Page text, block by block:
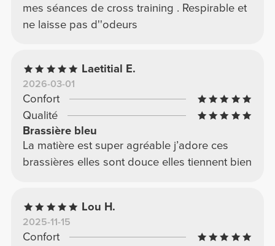
mes séances de cross training . Respirable et
ne laisse pas d''odeurs
Laetitial E.
2026-03-01
Confort
Qualité
Brassière bleu
La matière est super agréable j’adore ces
brassières elles sont douce elles tiennent bien
Lou H.
2025-11-15
Confort